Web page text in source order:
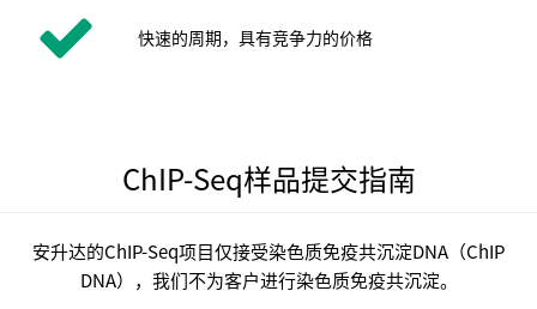
快速的周期，具有竞争力的价格
ChIP-Seq样品提交指南
安升达的ChIP-Seq项目仅接受染色质免疫共沉淀DNA（ChIP
DNA），我们不为客户进行染色质免疫共沉淀。